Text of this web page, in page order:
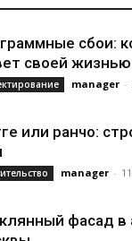
сбои:
своей жизнью
manager -
или ранчо:
manager -
фасад в